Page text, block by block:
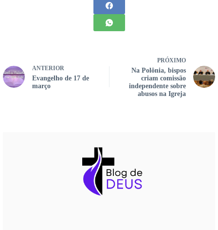
ANTERIOR
Evangelho de 17 de
março
PRÓXIMO
Na Polônia, bispos
criam comissão
independente sobre
abusos na Igreja